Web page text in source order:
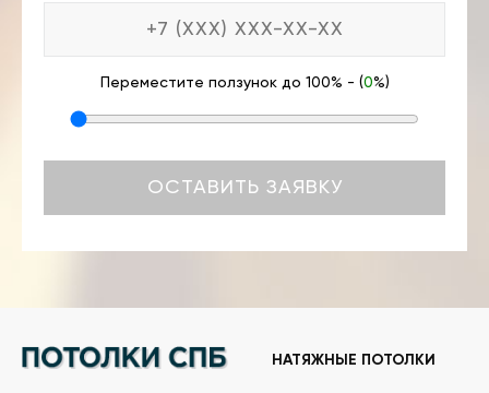
Переместите ползунок до 100% - (0%)
НАТЯЖНЫЕ ПОТОЛКИ